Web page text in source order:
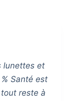
lunettes et
Santé est
reste à